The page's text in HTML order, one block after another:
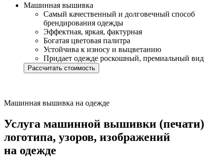
Машинная вышивка
Самый качественный и долговечный способ
брендирования одежды
Эффектная, яркая, фактурная
Богатая цветовая палитра
Устойчива к износу и выцветанию
Придает одежде роскошный, премиальный вид
Рассчитать стоимость
Машинная вышивка на одежде
Услуга машинной вышивки (печати)
логотипа, узоров, изображений
на одежде